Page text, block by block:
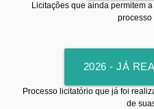
Licitações que ainda permitem
processo
2026 - JÁ
Processo licitatório que já foi
de